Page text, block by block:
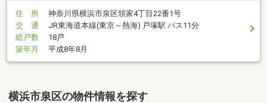
住 所
神奈川県横浜市泉区領家4丁目22番1号
交 通
JR東海道本線(東京～熱海) 戸塚駅 バス11分
総戸数
18戸
築年月
平成8年8月
横浜市泉区の物件情報を探す